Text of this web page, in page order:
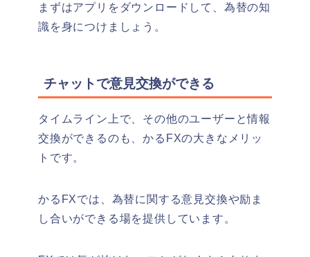
まずはアプリをダウンロードして、為替の知
識を身につけましょう。
チャットで意見交換ができる
タイムライン上で、その他のユーザーと情報
交換ができるのも、かるFXの大きなメリッ
トです。
かるFXでは、為替に関する意見交換や励ま
し合いができる場を提供しています。